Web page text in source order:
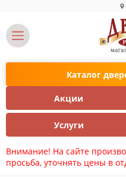
Каталог
Акции
Услуги
Внимание! На сайте
просьба, уточнять цены в